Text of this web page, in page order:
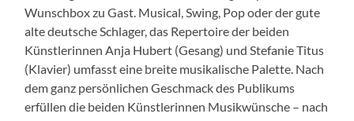
Wunschbox zu Gast. Musical, Swing, Pop oder der gute
alte deutsche Schlager, das Repertoire der beiden
Künstlerinnen Anja Hubert (Gesang) und Stefanie Titus
(Klavier) umfasst eine breite musikalische Palette. Nach
dem ganz persönlichen Geschmack des Publikums
erfüllen die beiden Künstlerinnen Musikwünsche – nach